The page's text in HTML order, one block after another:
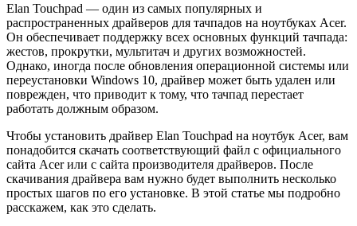
Elan Touchpad — один из самых популярных и
распространенных драйверов для тачпадов на ноутбуках Acer.
Он обеспечивает поддержку всех основных функций тачпада:
жестов, прокрутки, мультитач и других возможностей.
Однако, иногда после обновления операционной системы или
переустановки Windows 10, драйвер может быть удален или
поврежден, что приводит к тому, что тачпад перестает
работать должным образом.
Чтобы установить драйвер Elan Touchpad на ноутбук Acer, вам
понадобится скачать соответствующий файл с официального
сайта Acer или с сайта производителя драйверов. После
скачивания драйвера вам нужно будет выполнить несколько
простых шагов по его установке. В этой статье мы подробно
расскажем, как это сделать.